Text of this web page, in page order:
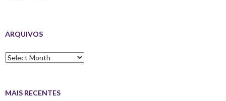
ARQUIVOS
Arquivos
MAIS RECENTES